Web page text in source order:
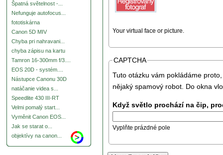
Špatná světelnost -...
Nefunguje autofocus...
fototiskárna
Canon 5D MIV
Chyba pri nahravani...
chyba zápisu na kartu
Tamron 16-300mm f/3....
EOS 20D - systém....
Nástupce Canonu 30D
natáčanie videa s...
Speedlite 430 III-RT
Velmi pomalý start...
Vyměnit Canon EOS...
Jak se starat o...
objektívy na canon...
Your virtual face or picture.
CAPTCHA
Tuto otázku vám pokládáme
nějaký spamový robot. Do okna
Když světlo prochází na čip,
Vyplňte prázdné pole